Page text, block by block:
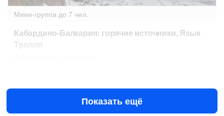
Мини-группа до 7 чел.
Кабардино-Балкария: горячие источники, Язык
Тролля
5625 ₽ за человека
Показать ещё